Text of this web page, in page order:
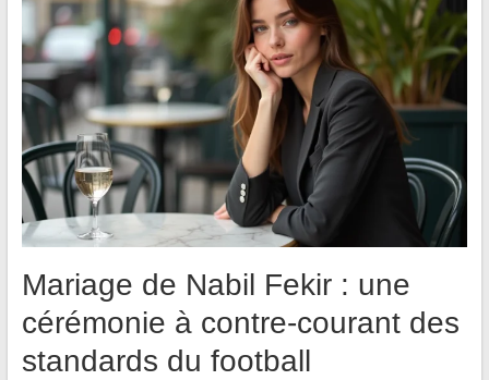
Mariage de Nabil Fekir : une
cérémonie à contre-courant des
standards du football